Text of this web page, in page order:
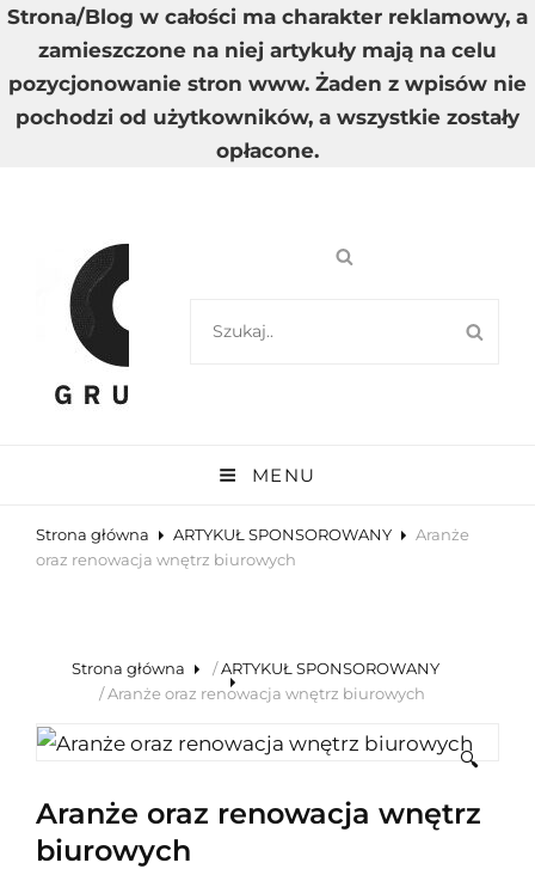
Strona/Blog w całości ma charakter reklamowy, a
zamieszczone na niej artykuły mają na celu
pozycjonowanie stron www. Żaden z wpisów nie
pochodzi od użytkowników, a wszystkie zostały
opłacone.
Wysoka Jakość Dostarczanych Informacji
FOR:
MENU
Strona główna ARTYKUŁ SPONSOROWANY
Aranże
oraz renowacja wnętrz biurowych
Strona główna /ARTYKUŁ SPONSOROWANY
/ Aranże oraz renowacja wnętrz biurowych
🔍
Aranże oraz renowacja wnętrz
biurowych